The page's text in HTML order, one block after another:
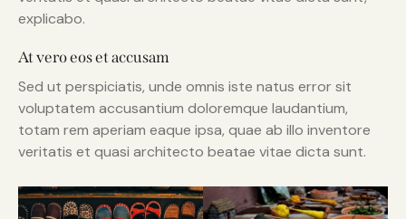
explicabo.
At vero eos et accusam
Sed ut perspiciatis, unde omnis iste natus error sit
voluptatem accusantium doloremque laudantium,
totam rem aperiam eaque ipsa, quae ab illo inventore
veritatis et quasi architecto beatae vitae dicta sunt.